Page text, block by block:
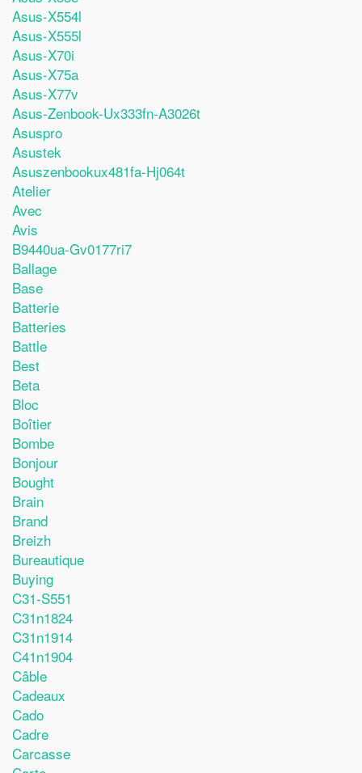
Asus-X554l
Asus-X555l
Asus-X70i
Asus-X75a
Asus-X77v
Asus-Zenbook-Ux333fn-A3026t
Asuspro
Asustek
Asuszenbookux481fa-Hj064t
Atelier
Avec
Avis
B9440ua-Gv0177ri7
Ballage
Base
Batterie
Batteries
Battle
Best
Beta
Bloc
Boîtier
Bombe
Bonjour
Bought
Brain
Brand
Breizh
Bureautique
Buying
C31-S551
C31n1824
C31n1914
C41n1904
Câble
Cadeaux
Cado
Cadre
Carcasse